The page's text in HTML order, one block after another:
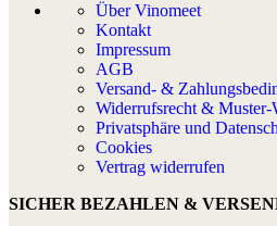
Über Vinomeet
Kontakt
Impressum
AGB
Versand- &
Widerrufsrecht &
Privatsphäre und
Cookies
Vertrag widerrufen
SICHER BEZAHLEN &